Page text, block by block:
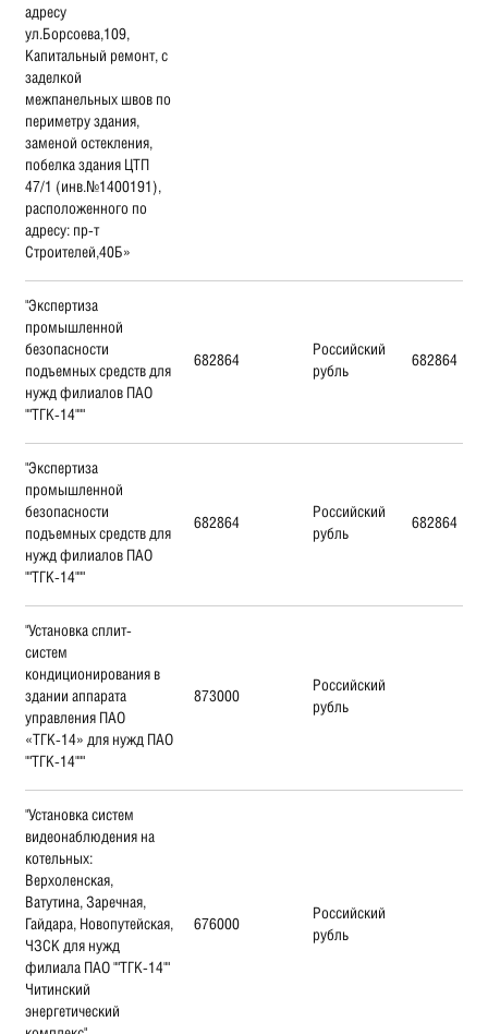
адресу
ул.Борсоева,109,
Капитальный ремонт, с
заделкой
межпанельных швов по
периметру здания,
заменой остекления,
побелка здания ЦТП
47/1 (инв.№1400191),
расположенного по
адресу: пр-т
Строителей,40Б»
"Экспертиза
промышленной
безопасности
подъемных средств для
нужд филиалов ПАО
""ТГК-14"""
682864
Российский
рубль
682864
"Экспертиза
промышленной
безопасности
подъемных средств для
нужд филиалов ПАО
""ТГК-14"""
682864
Российский
рубль
682864
"Установка сплит-
систем
кондиционирования в
здании аппарата
управления ПАО
«ТГК-14» для нужд ПАО
""ТГК-14"""
873000
Российский
рубль
"Установка систем
видеонаблюдения на
котельных:
Верхоленская,
Ватутина, Заречная,
Гайдара, Новопутейская,
ЧЗСК для нужд
филиала ПАО ""ТГК-14""
Читинский
энергетический
676000
Российский
рубль